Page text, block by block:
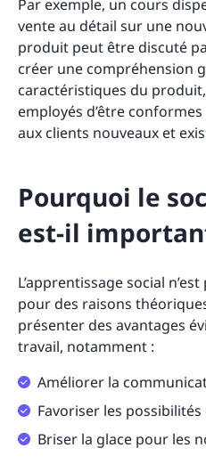
Par exemple, un cours
vente au détail sur une
produit peut être discuté
créer une compréhension
caractéristiques du
employés d’être
aux clients nouveaux et
Pourquoi le
est-il
L’apprentissage social
pour des raisons
présenter des avantages
travail, notamment :
Améliorer la
Favoriser les
Briser la glace pour les